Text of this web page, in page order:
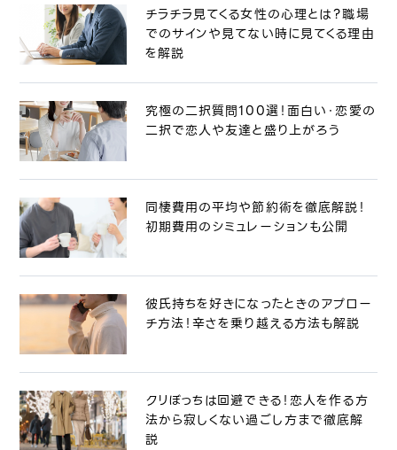
チラチラ見てくる女性の心理とは？職場
でのサインや見てない時に見てくる理由
を解説
究極の二択質問100選！面白い・恋愛の
二択で恋人や友達と盛り上がろう
同棲費用の平均や節約術を徹底解説！
初期費用のシミュレーションも公開
彼氏持ちを好きになったときのアプロー
チ方法！辛さを乗り越える方法も解説
クリぼっちは回避できる！恋人を作る方
法から寂しくない過ごし方まで徹底解
説